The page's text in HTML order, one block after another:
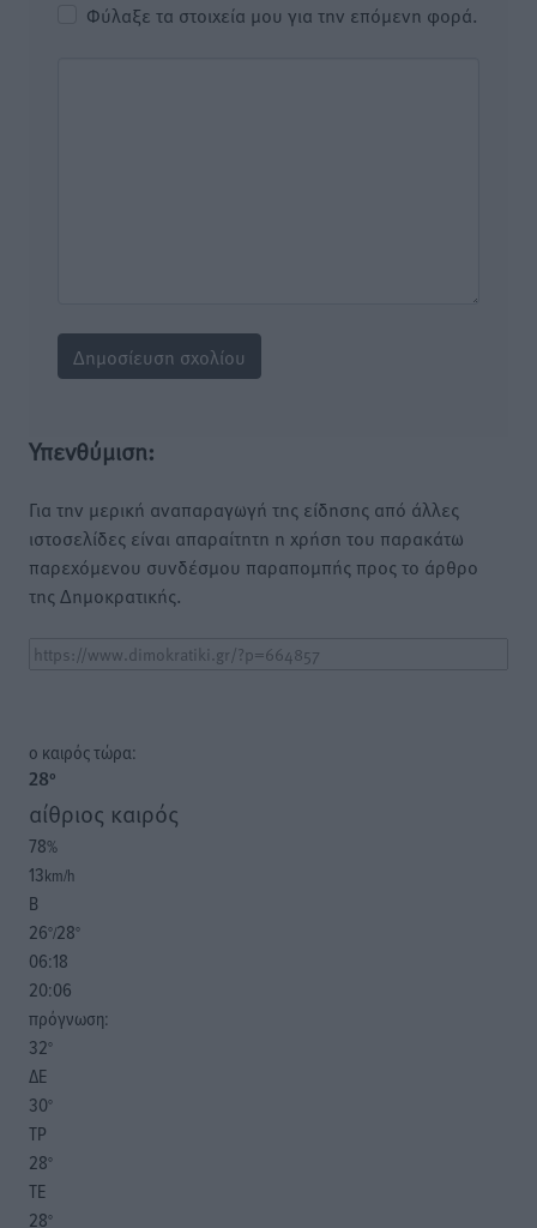
Φύλαξε τα στοιχεία μου για την επόμενη φορά.
Υπενθύμιση:
Για την μερική αναπαραγωγή της είδησης από άλλες
ιστοσελίδες είναι απαραίτητη η χρήση του παρακάτω
παρεχόμενου συνδέσμου παραπομπής προς το άρθρο
της Δημοκρατικής.
o καιρός τώρα:
28°
αίθριος καιρός
78%
13km/h
Β
26°/28°
06:18
20:06
πρόγνωση:
32°
ΔΕ
30°
ΤΡ
28°
ΤΕ
28°